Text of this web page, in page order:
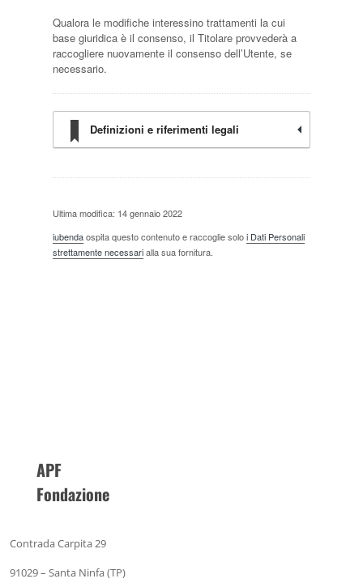
Qualora le modifiche interessino trattamenti la cui
base giuridica è il consenso, il Titolare provvederà a
raccogliere nuovamente il consenso dell’Utente, se
necessario.
Definizioni e riferimenti legali
Ultima modifica: 14 gennaio 2022
iubendaospita questo contenuto e raccoglie soloi Dati Personali
strettamente necessarialla sua fornitura.
APF
Fondazione
Contrada Carpita 29
91029 – Santa Ninfa (TP)